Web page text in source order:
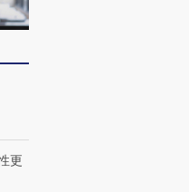
视线｜被称为“蟑螂”的印
【商旅对话】华住集团
更